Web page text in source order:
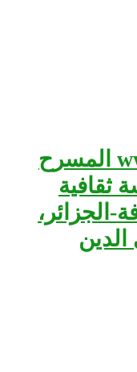
www.tna.dz المسرح
ثقافية
الجزائر،